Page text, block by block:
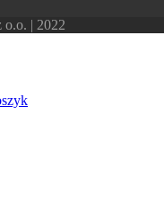
o.o. | 2022